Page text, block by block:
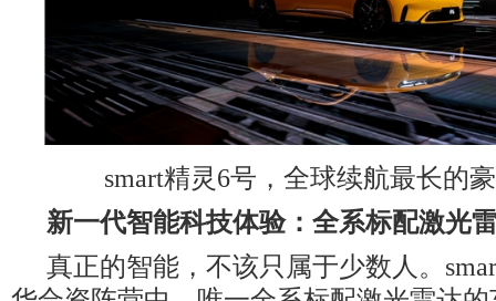
smart精灵6号，全球续航最长的
新一代智能科技体验：全系标配激光
真正的智能，不该只属于少数人。